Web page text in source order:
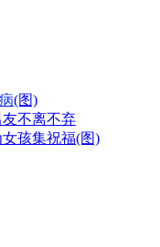
(图)
不离不弃
孩集祝福(图)